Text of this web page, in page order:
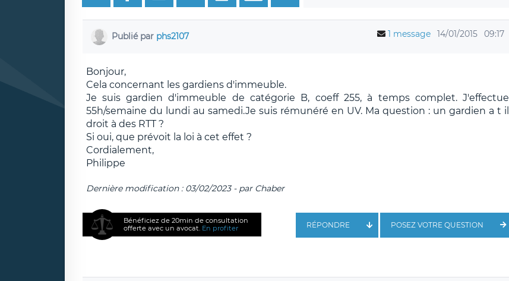
Publié par phs2107 1 message 14/01/2015 09:17
Bonjour,
Cela concernant les gardiens d'immeuble.
Je suis gardien d'immeuble de catégorie B, coeff 255, à temps complet. J'effectue
55h/semaine du lundi au samedi.Je suis rémunéré en UV. Ma question : un gardien a t il
droit à des RTT ?
Si oui, que prévoit la loi à cet effet ?
Cordialement,
Philippe
Dernière modification : 03/02/2023 - par Chaber
Bénéficiez de 20min de consultation
offerte avec un avocat. En profiter POSEZ VOTRE QUESTION
RÉPONDRE